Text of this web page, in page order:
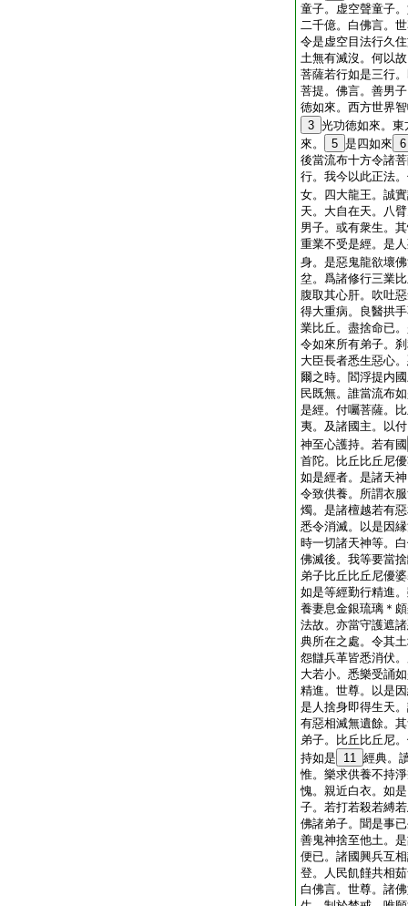
童子。虚空聲童子
二千億。白佛言。
令是虚空目法行久
土無有滅沒。何以
菩薩若行如是三行
菩提。佛言。善男
徳如來。西方世界
3 光功徳如來。東
來。
5 是四如來 6
後當流布十方令諸
行。我今以此正法
女。四大龍王。誠
天。大自在天。八
男子。或有衆生。
重業不受是經。是
身。是惡鬼龍欲壞
坌。爲諸修行三業
腹取其心肝。吹吐
得大重病。良醫拱
業比丘。盡捨命已
令如來所有弟子。
大臣長者悉生惡心
爾之時。閻浮提内
民既無。誰當流布
是經。付囑菩薩。
夷。及諸國主。以
神至心護持。若有國
首陀。比丘比丘尼
如是經者。是諸天
令致供養。所謂衣
燭。是諸檀越若有
悉令消滅。以是因
時一切諸天神等。
佛滅後。我等要當
弟子比丘比丘尼優
如是等經勤行精進
養妻息金銀琉璃＊
法故。亦當守護遮
典所在之處。令其
怨讎兵革皆悉消伏
大若小。悉樂受誦
精進。世尊。以是
是人捨身即得生天
有惡相滅無遺餘。
弟子。比丘比丘尼
持如是
11 經典。
惟。樂求供養不持
愧。親近白衣。如
子。若打若殺若縛
佛諸弟子。聞是事
善鬼神捨至他土。
便已。諸國興兵互
登。人民飢饉共相
白佛言。世尊。諸